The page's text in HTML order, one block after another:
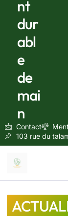
nt
dur
abl
e
de
mai
n
Contact
103 rue du